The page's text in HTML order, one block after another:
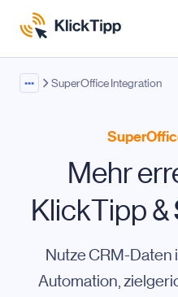
••• SuperOffice Integration
Mehr
KlickTipp &
Nutze CRM-Daten
Automation,